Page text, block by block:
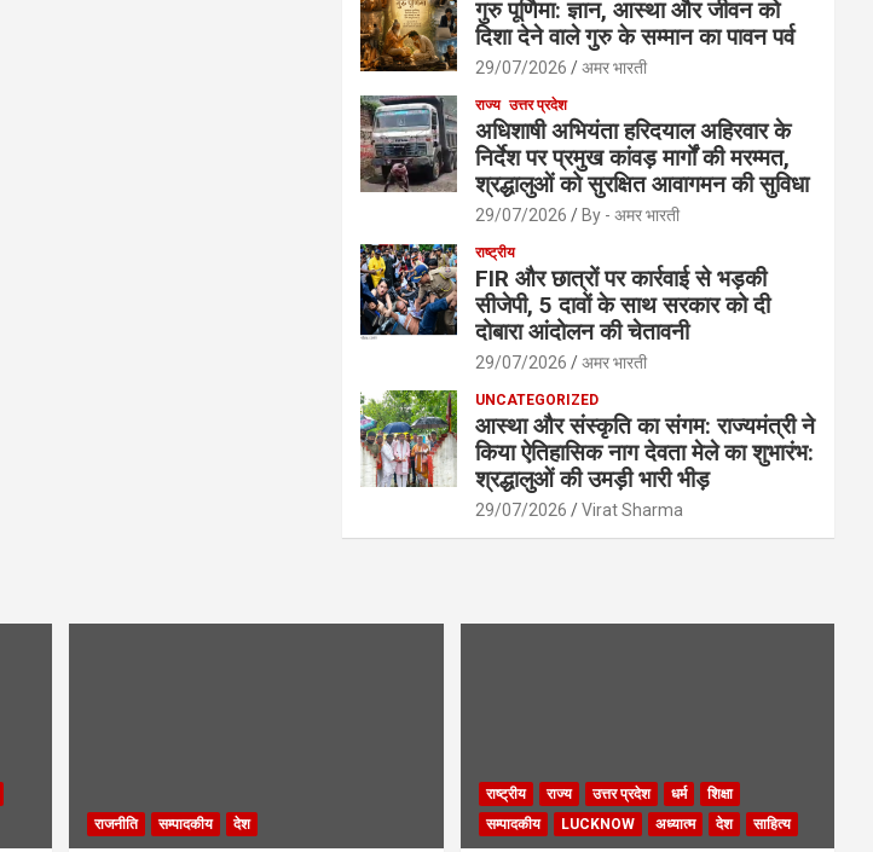
गुरु पूर्णिमा: ज्ञान, आस्था और जीवन को
दिशा देने वाले गुरु के सम्मान का पावन पर्व
29/07/2026 अमर भारती
राज्य उत्तर प्रदेश
अधिशाषी अभियंता हरिदयाल अहिरवार के
निर्देश पर प्रमुख कांवड़ मार्गों की मरम्मत,
श्रद्धालुओं को सुरक्षित आवागमन की सुविधा
29/07/2026 By - अमर भारती
राष्ट्रीय
FIR और छात्रों पर कार्रवाई से भड़की
सीजेपी, 5 दावों के साथ सरकार को दी
दोबारा आंदोलन की चेतावनी
29/07/2026 अमर भारती
UNCATEGORIZED
आस्था और संस्कृति का संगम: राज्यमंत्री ने
किया ऐतिहासिक नाग देवता मेले का शुभारंभ:
श्रद्धालुओं की उमड़ी भारी भीड़
29/07/2026 Virat Sharma
राजनीति सम्पादकीय देश
राष्ट्रीय राज्य उत्तर प्रदेश धर्म
शिक्षा
सम्पादकीय
LUCKNOW अध्यात्म देश साहित्य